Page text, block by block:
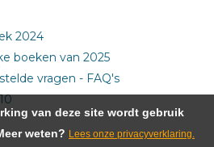
2024
boeken van 2025
vragen - FAQ's
van deze site wordt gebruik
weten? Lees onze privacyverklaring.